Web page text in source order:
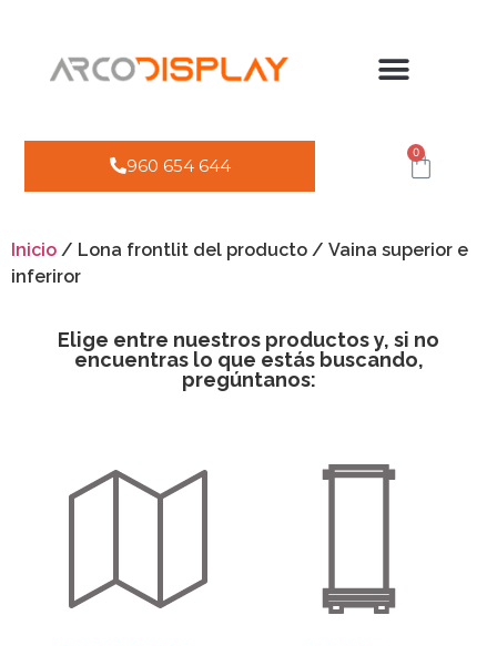
960 654 644
0
Inicio / Lona frontlit del producto / Vaina superior e
inferiror
Elige entre nuestros productos y, si no
encuentras lo que estás buscando,
pregúntanos: